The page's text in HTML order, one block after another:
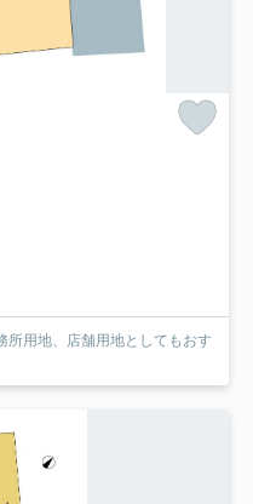
所用地、店舗用地としてもおす